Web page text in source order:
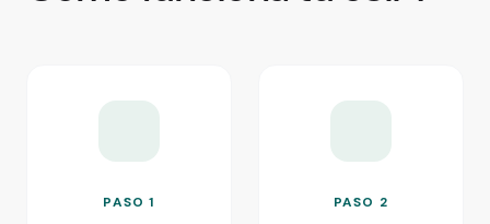
PASO 1 PASO 2